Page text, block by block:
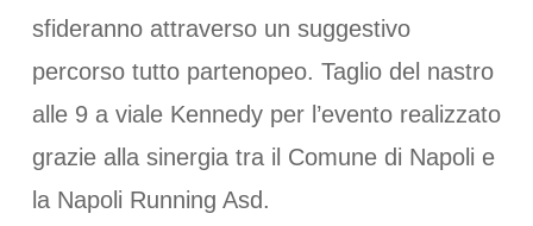
sfideranno attraverso un suggestivo
percorso tutto partenopeo. Taglio del nastro
alle 9 a viale Kennedy per l’evento realizzato
grazie alla sinergia tra il Comune di Napoli e
la Napoli Running Asd.